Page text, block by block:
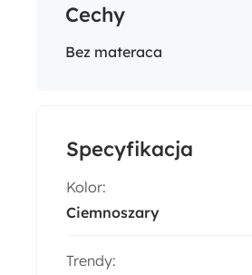
Cechy
Bez materaca
Specyfikacja
Kolor:
Ciemnoszary
Trendy: